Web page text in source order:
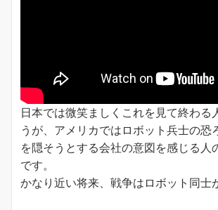
日本では微笑ましくこれを見て終わる
うが、アメリカではロボット兵士の恐
を隠そうとする会社の意図を感じる人
です。
かなり近い将来、戦争はロボット同士